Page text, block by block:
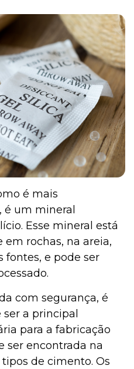
é mais
um mineral
Esse mineral está
rochas, na areia,
fontes, e pode ser
com segurança, é
a principal
para a fabricação
ser encontrada na
de cimento. Os